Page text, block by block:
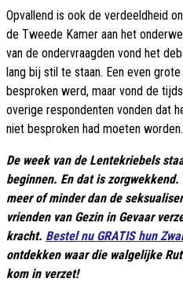
Opvallend is ook de verdeeldheid
de Tweede Kamer aan het
van de ondervraagden vond het
lang bij stil te staan. Een even
besproken werd, maar vond de
overige respondenten vonden dat
niet besproken had moeten worden.
De week van de Lentekriebels
beginnen. En dat is
meer of minder dan de
vrienden van Gezin in Gevaar
kracht. Bestel nu GRATIS hun
ontdekken waar die walgelijke
kom in verzet!